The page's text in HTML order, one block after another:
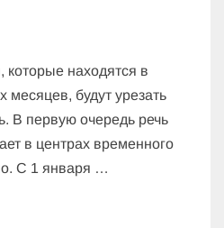
находятся в
будут урезать
В первую очередь речь
в центрах временного
С 1 января …